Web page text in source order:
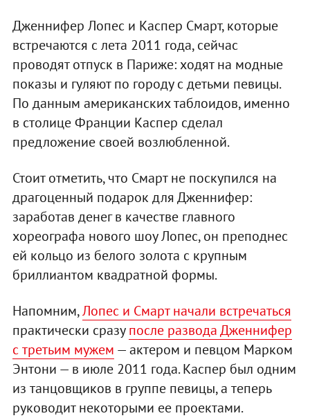
Дженнифер Лопес и Каспер Смарт, которые
встречаются с лета 2011 года, сейчас
проводят отпуск в Париже: ходят на модные
показы и гуляют по городу с детьми певицы.
По данным американских таблоидов, именно
в столице Франции Каспер сделал
предложение своей возлюбленной.
Стоит отметить, что Смарт не поскупился на
драгоценный подарок для Дженнифер:
заработав денег в качестве главного
хореографа нового шоу Лопес, он преподнес
ей кольцо из белого золота с крупным
бриллиантом квадратной формы.
Напомним,Лопес и Смарт начали встречаться
практически сразупосле развода Дженнифер
с третьим мужем — актером и певцом Марком
Энтони — в июле 2011 года. Каспер был одним
из танцовщиков в группе певицы, а теперь
руководит некоторыми ее проектами.